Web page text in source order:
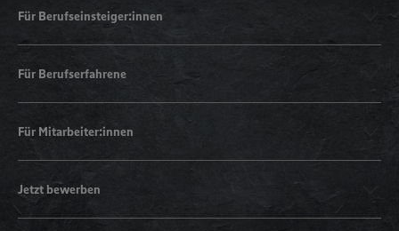
Für Berufseinsteiger:innen
Für Berufserfahrene
Für Mitarbeiter:innen
Jetzt bewerben